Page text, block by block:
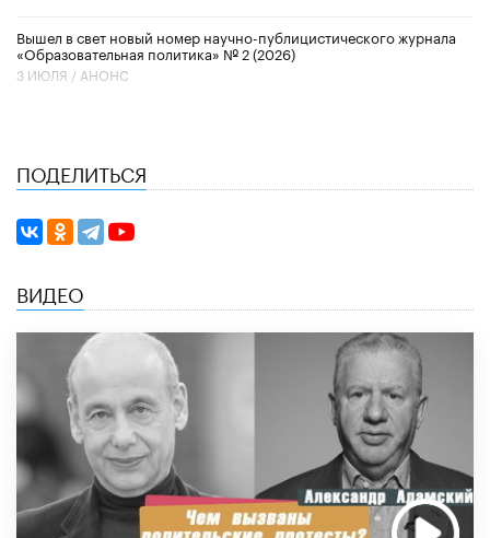
Вышел в свет новый номер научно-публицистического журнала
«Образовательная политика» № 2 (2026)
3 ИЮЛЯ / АНОНС
ПОДЕЛИТЬСЯ
ВИДЕО